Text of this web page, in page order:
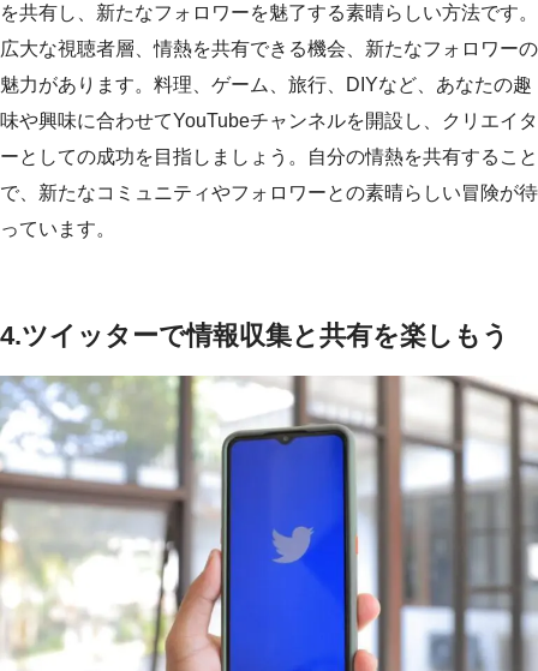
を共有し、新たなフォロワーを魅了する素晴らしい方法です。
広大な視聴者層、情熱を共有できる機会、新たなフォロワーの
魅力があります。料理、ゲーム、旅行、DIYなど、あなたの趣
味や興味に合わせてYouTubeチャンネルを開設し、クリエイタ
ーとしての成功を目指しましょう。自分の情熱を共有すること
で、新たなコミュニティやフォロワーとの素晴らしい冒険が待
っています。
4.ツイッターで情報収集と共有を楽しもう